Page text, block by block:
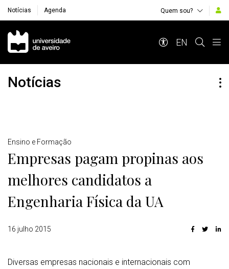
Notícias Agenda Quem sou?
Navegação Principal
EN
Notícias
Detalhes
Ensino e Formação
Empresas pagam propinas aos
melhores candidatos a
Engenharia Física da UA
16 julho 2015
Diversas empresas nacionais e internacionais com